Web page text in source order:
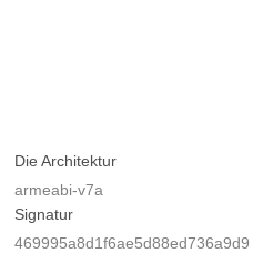
Die Architektur
armeabi-v7a
Signatur
469995a8d1f6ae5d88ed736a9d9